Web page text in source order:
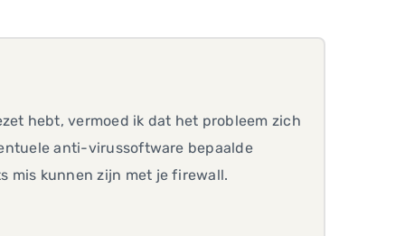
hebt, vermoed ik dat het probleem zich
anti-virussoftware bepaalde
mis kunnen zijn met je firewall.